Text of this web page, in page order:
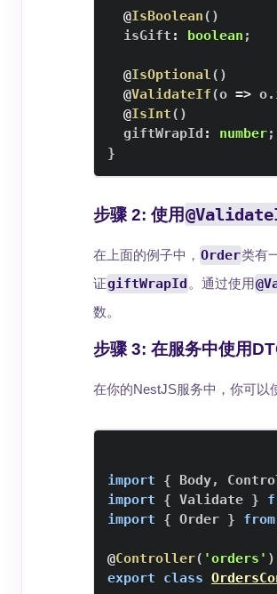
@IsBoolean( )
  isGift
: boolean ;
@IsOptional( )
@ValidateIf(o => o.
@IsInt( )
  giftWrapId
: number;
}
步骤 2: 使用
在上面的例子中， Order类有
证giftWrapId 。通过使用
数。
步骤 3: 在服务中使用
在你的NestJS服务中，你可以
import { Body,
import
{ Validate }
import
{ Order } from
@Controller( 'orders' )
export
class